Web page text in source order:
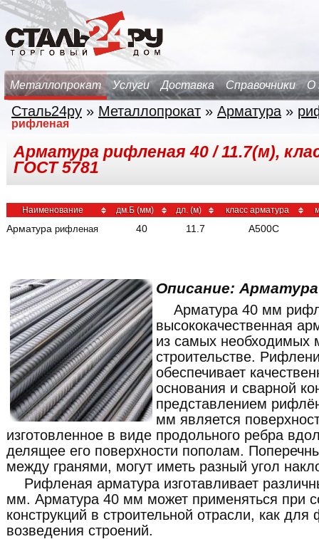
Металлопрокат Услуги Доставка Справочники О
Сталь24ру » Металлопрокат » Арматура »
рифленая
Арматура рифленая 40 / 11.7(м),
ГОСТ 5781
Наименование дм.Б (мм) дл. (м) класс арматура
Арматура рифленая 40 11.7 A500C
Описание:
Арматура 40 мм
высококачественная
из самых необходимых
строительстве.
обеспечивает
основания и сварной
представлением
мм является
изготовленное в виде продольного ребра
делящее его поверхности пополам.
между гранями, могут иметь разный угол
Рифленая арматура изготавливает
мм. Арматура 40 мм может применяться при
конструкций в строительной отрасли, как
возведения строений.